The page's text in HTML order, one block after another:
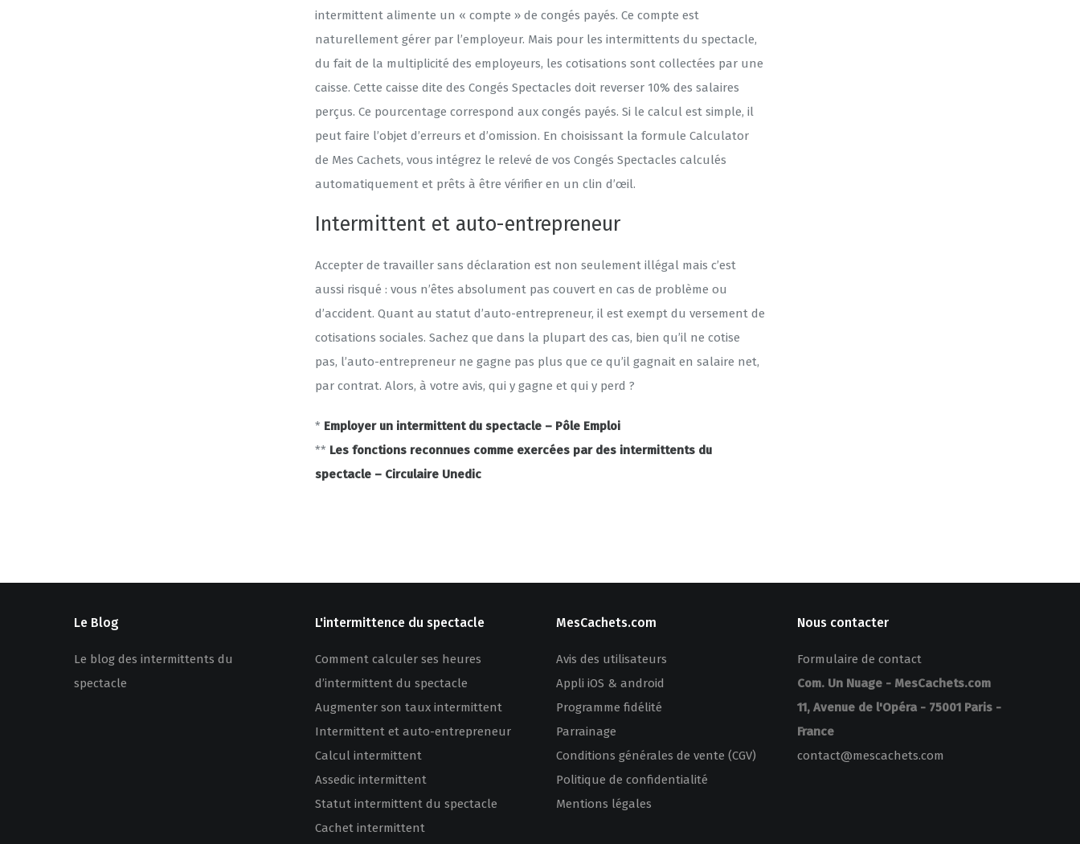
intermittent alimente un « compte » de congés payés. Ce compte est
naturellement gérer par l’employeur. Mais pour les intermittents du spectacle,
du fait de la multiplicité des employeurs, les cotisations sont collectées par une
caisse. Cette caisse dite des Congés Spectacles doit reverser 10% des salaires
perçus. Ce pourcentage correspond aux congés payés. Si le calcul est simple, il
peut faire l’objet d’erreurs et d’omission. En choisissant la formule Calculator
de Mes Cachets, vous intégrez le relevé de vos Congés Spectacles calculés
automatiquement et prêts à être vérifier en un clin d’œil.
Intermittent et auto-entrepreneur
Accepter de travailler sans déclaration est non seulement illégal mais c’est
aussi risqué : vous n’êtes absolument pas couvert en cas de problème ou
d’accident. Quant au statut d’auto-entrepreneur, il est exempt du versement de
cotisations sociales. Sachez que dans la plupart des cas, bien qu’il ne cotise
pas, l’auto-entrepreneur ne gagne pas plus que ce qu’il gagnait en salaire net,
par contrat. Alors, à votre avis, qui y gagne et qui y perd ?
* Employer un intermittent du spectacle – Pôle Emploi
** Les fonctions reconnues comme exercées par des intermittents du
spectacle – Circulaire Unedic
Le Blog
Le blog des intermittents du
spectacle
L'intermittence du spectacle
Comment calculer ses heures
d’intermittent du spectacle
Augmenter son taux intermittent
Intermittent et auto-entrepreneur
Calcul intermittent
Assedic intermittent
Statut intermittent du spectacle
Cachet intermittent
MesCachets.com
Avis des utilisateurs
Appli iOS & android
Programme fidélité
Parrainage
Conditions générales de vente (CGV)
Politique de confidentialité
Mentions légales
Nous contacter
Formulaire de contact
Com. Un Nuage - MesCachets.com
11, Avenue de l'Opéra - 75001 Paris -
France
contact@mescachets.com